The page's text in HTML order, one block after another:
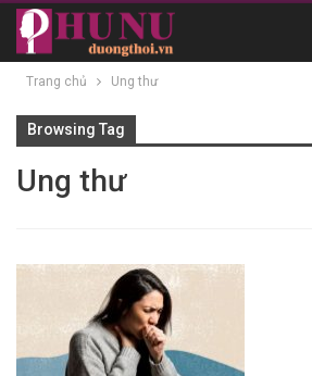
Trang chủ Ung thư
Browsing Tag
Ung thư